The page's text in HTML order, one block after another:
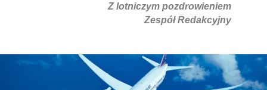
Z lotniczym pozdrowieniem
Zespół Redakcyjny